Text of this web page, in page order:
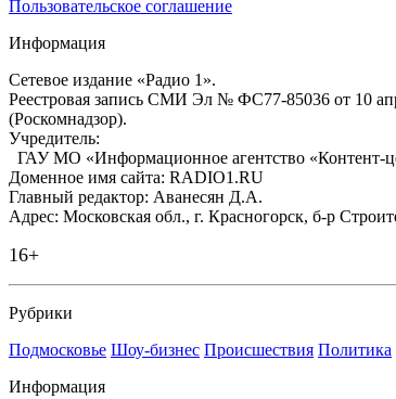
Пользовательское соглашение
Информация
Сетевое издание «Радио 1».
Реестровая запись СМИ Эл № ФС77-85036 от 10
(Роскомнадзор).
Учредитель:
ГАУ МО «Информационное агентство «Контент-
Доменное имя сайта: RADIO1.RU
Главный редактор: Аванесян Д.А.
Адрес: Московская обл., г. Красногорск, б-р
16+
Рубрики
Подмосковье Шоу-бизнес Происшествия Политика
Информация